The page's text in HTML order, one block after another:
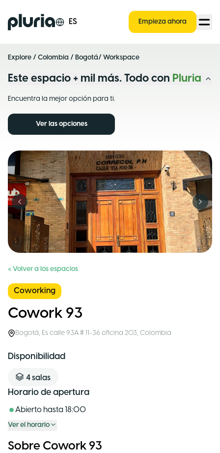
Logo Pluria ES Empieza ahora
Explore / Colombia / Bogotá/ Workspace
Este espacio + mil más. Todo con Pluria
Encuentra la mejor opción para ti.
Ver las opciones
Previous slide Next
< Volver a los espacios
Coworking
Cowork 93
Bogotá, Es calle 93A # 11-36 oficina 203, Colombia
Disponibilidad
4salas
Horario de apertura
Abierto hasta 18:00
Ver el horario
Sobre Cowork 93